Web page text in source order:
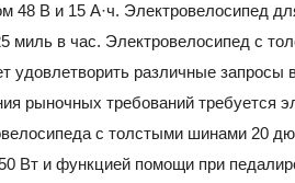
48 В и 15 А·ч. Электровелосипед
миль в час. Электровелосипед с
удовлетворить различные
рыночных требований требуется
с толстыми шинами 20
Вт и функцией помощи при